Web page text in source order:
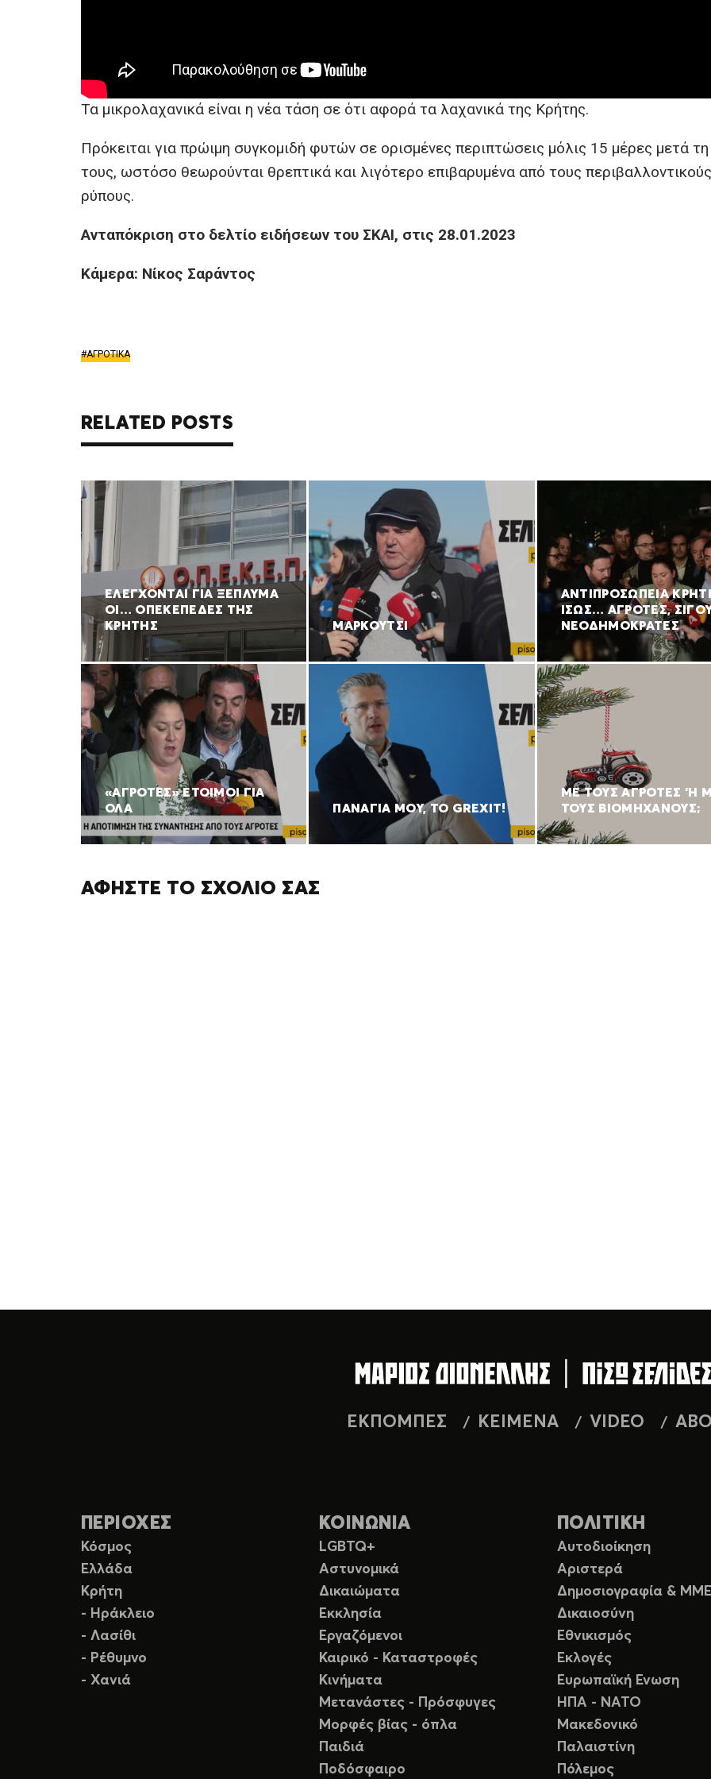
Τα μικρολαχανικά είναι η νέα τάση σε ότι αφορά τα λαχανικά της Κρήτης.
Πρόκειται για πρώιμη συγκομιδή φυτών σε ορισμένες περιπτώσεις μόλις 15 μέρες μετά
τους, ωστόσο θεωρούνται θρεπτικά και λιγότερο επιβαρυμένα από τους περιβαλλοντικούς
ρύπους.
Ανταπόκριση στο δελτίο ειδήσεων του ΣΚΑΙ, στις 28.01.2023
Κάμερα: Νίκος Σαράντος
ΑΓΡΟΤΙΚΑ
RELATED POSTS
ΕΛΕΓΧΟΝΤΑΙ ΓΙΑ ΞΕΠΛΥΜΑ
ΟΙ… ΟΠΕΚΕΠΕΔΕΣ ΤΗΣ
ΚΡΗΤΗΣ
ΜΑΡΚΟΥΤΣΙ
ΑΝΤΙΠΡΟΣΩΠΕΙΑ
ΙΣΩΣ… ΑΓΡΟΤΕΣ,
ΝΕΟΔΗΜΟΚΡΑΤΕΣ
«ΑΓΡΟΤΕΣ» ΕΤΟΙΜΟΙ ΓΙΑ
ΟΛΑ
ΠΑΝΑΓΙΑ ΜΟΥ, ΤΟ GREXIT!
ΜΕ ΤΟΥΣ ΑΓΡΟΤΕΣ ‘Η
ΤΟΥΣ ΒΙΟΜΗΧΑΝΟΥΣ;
ΑΦΉΣΤΕ ΤΟ ΣΧΌΛΙΌ ΣΑΣ
ΕΚΠΟΜΠΕΣ ΚΕΙΜΕΝΑ VIDEO
ΠΕΡΙΟΧΕΣ
Κόσμος
Ελλάδα
Κρήτη
- Ηράκλειο
- Λασίθι
- Ρέθυμνο
- Χανιά
ΚΟΙΝΩΝΙΑ
LGBTQ+
Αστυνομικά
Δικαιώματα
Εκκλησία
Εργαζόμενοι
Καιρικό - Καταστροφές
Κινήματα
Μετανάστες - Πρόσφυγες
Μορφές βίας - όπλα
Παιδιά
Ποδόσφαιρο
ΠΟΛΙΤΙΚΗ
Αυτοδιοίκηση
Αριστερά
Δημοσιογραφία & ΜΜΕ
Δικαιοσύνη
Εθνικισμός
Εκλογές
Ευρωπαϊκή Ενωση
ΗΠΑ - ΝΑΤΟ
Μακεδονικό
Παλαιστίνη
Πόλεμος